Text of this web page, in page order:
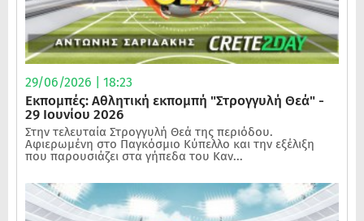
29/06/2026 | 18:23
Εκπομπές: Αθλητική εκπομπή "Στρογγυλή Θεά" -
29 Ιουνίου 2026
Στην τελευταία Στρογγυλή Θεά της περιόδου.
Αφιερωμένη στο Παγκόσμιο Κύπελλο και την εξέλιξη
που παρουσιάζει στα γήπεδα του Καν...